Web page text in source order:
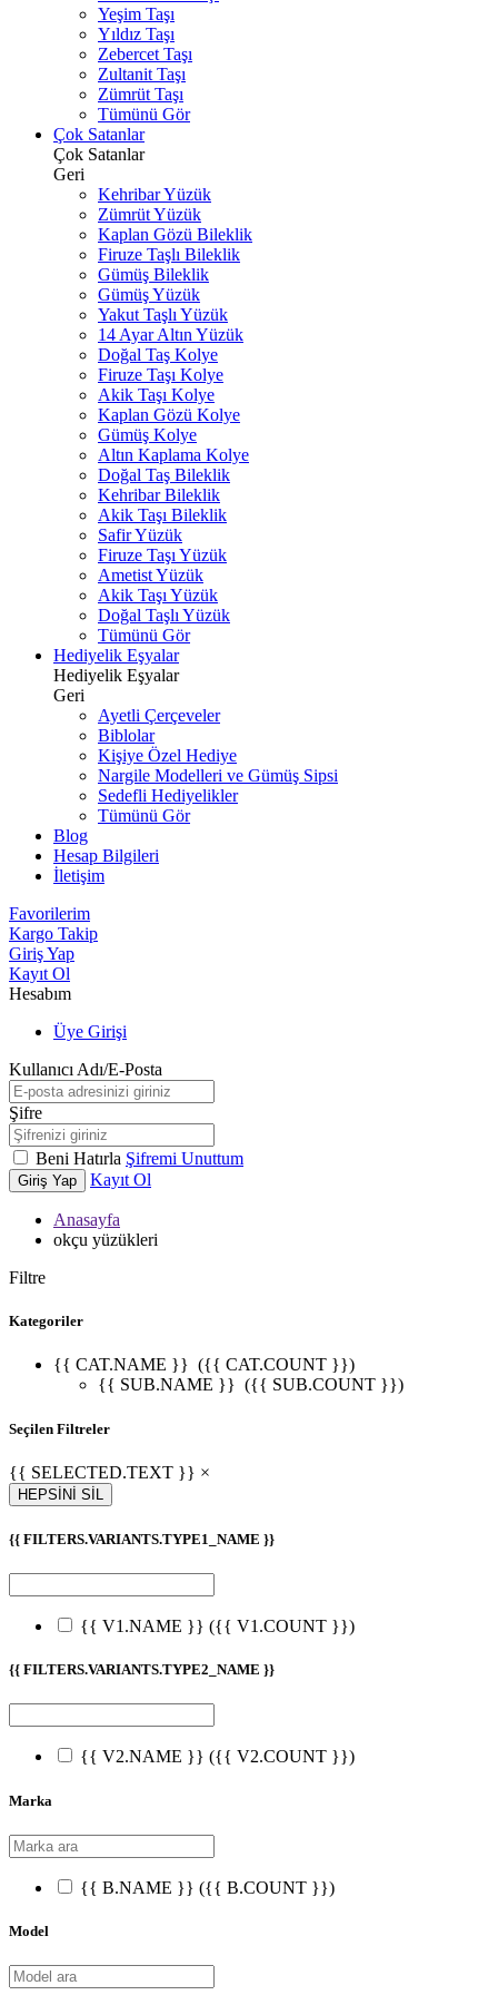
Yeşim Taşı
Yıldız Taşı
Zebercet Taşı
Zultanit Taşı
Zümrüt Taşı
Tümünü Gör
Çok Satanlar
Çok Satanlar
Geri
Kehribar Yüzük
Zümrüt Yüzük
Kaplan Gözü Bileklik
Firuze Taşlı Bileklik
Gümüş Bileklik
Gümüş Yüzük
Yakut Taşlı Yüzük
14 Ayar Altın Yüzük
Doğal Taş Kolye
Firuze Taşı Kolye
Akik Taşı Kolye
Kaplan Gözü Kolye
Gümüş Kolye
Altın Kaplama Kolye
Doğal Taş Bileklik
Kehribar Bileklik
Akik Taşı Bileklik
Safir Yüzük
Firuze Taşı Yüzük
Ametist Yüzük
Akik Taşı Yüzük
Doğal Taşlı Yüzük
Tümünü Gör
Hediyelik Eşyalar
Hediyelik Eşyalar
Geri
Ayetli Çerçeveler
Biblolar
Kişiye Özel Hediye
Nargile Modelleri ve Gümüş Sipsi
Sedefli Hediyelikler
Tümünü Gör
Blog
Hesap Bilgileri
İletişim
Favorilerim
Kargo Takip
Giriş Yap
Kayıt Ol
Hesabım
Üye Girişi
Kullanıcı Adı/E-Posta
Şifre
Beni Hatırla Şifremi Unuttum
Giriş Yap Kayıt Ol
Anasayfa
okçu yüzükleri
Filtre
Kategoriler
{{ CAT.NAME }} ({{ CAT.COUNT }})
{{ SUB.NAME }} ({{ SUB.COUNT }})
Seçilen Filtreler
{{ SELECTED.TEXT }} ×
HEPSİNİ SİL
{{ FILTERS.VARIANTS.TYPE1_NAME }}
{{ V1.NAME }} ({{ V1.COUNT }})
{{ FILTERS.VARIANTS.TYPE2_NAME }}
{{ V2.NAME }} ({{ V2.COUNT }})
Marka
{{ B.NAME }} ({{ B.COUNT }})
Model